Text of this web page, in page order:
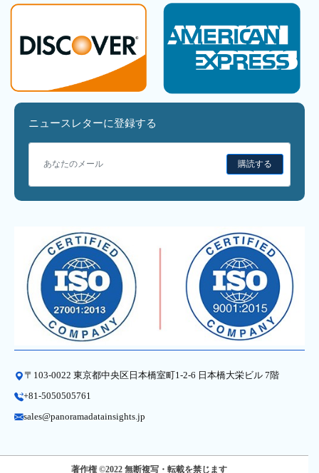
ニュースレターに登録する
購読する
〒103-0022 東京都中央区日本橋室町1-2-6 日本橋大栄ビル 7階
+81-5050505761
sales@panoramadatainsights.jp
著作権 ©2022 無断複写・転載を禁じます